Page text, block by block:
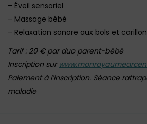
– Éveil sensoriel
– Massage bébé
– Relaxation sonore aux bols et
Tarif : 20 € par duo parent-bébé
Inscription sur
Paiement à l’inscription. Séance
maladie